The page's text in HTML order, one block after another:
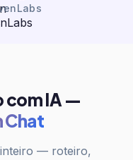
Chat
o editor de